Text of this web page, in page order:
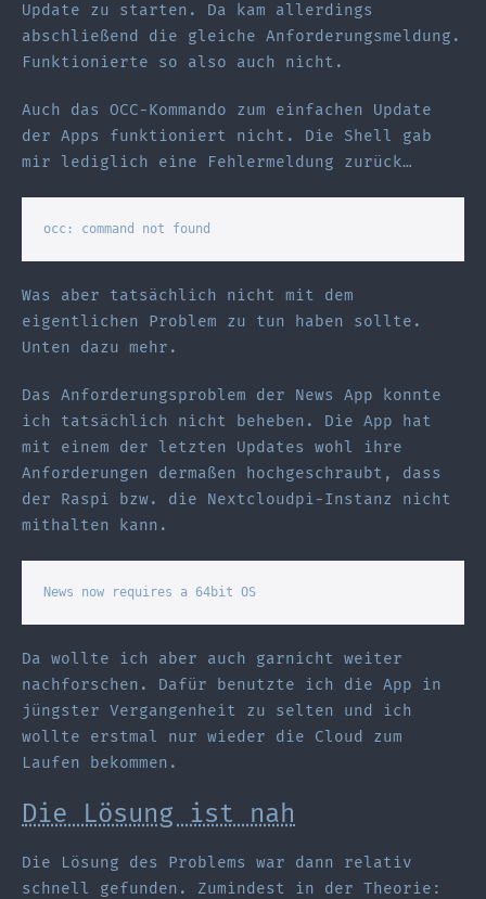
Update zu starten. Da kam allerdings
abschließend die gleiche Anforderungsmeldung.
Funktionierte so also auch nicht.
Auch das OCC-Kommando zum einfachen Update
der Apps funktioniert nicht. Die Shell gab
mir lediglich eine Fehlermeldung zurück…
occ: command not found
Was aber tatsächlich nicht mit dem
eigentlichen Problem zu tun haben sollte.
Unten dazu mehr.
Das Anforderungsproblem der News App konnte
ich tatsächlich nicht beheben. Die App hat
mit einem der letzten Updates wohl ihre
Anforderungen dermaßen hochgeschraubt, dass
der Raspi bzw. die Nextcloudpi-Instanz nicht
mithalten kann.
News now requires a 64bit OS
Da wollte ich aber auch garnicht weiter
nachforschen. Dafür benutzte ich die App in
jüngster Vergangenheit zu selten und ich
wollte erstmal nur wieder die Cloud zum
Laufen bekommen.
Die Lösung ist nah
Die Lösung des Problems war dann relativ
schnell gefunden. Zumindest in der Theorie: